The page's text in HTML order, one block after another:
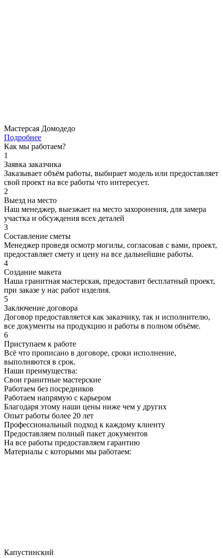
Мастерсая Домодедо
Подробнее
Как мы работаем?
1
Заявка заказчика
Заказывает объём работы, выбирает модель или предоставляет
свой проект на все работы что интересует.
2
Выезд на место
Наш менеджер, выезжает на место захоронения, для замера
участка и обсуждения всех деталей
3
Составление сметы
Менеджер проведя осмотр могилы, согласовав с вами, проект,
предоставляет смету и цену на все дальнейшие работы.
4
Создание макета
Наша гранитная мастерская, предоставит бесплатный проект,
при заказе у нас работ изделия.
5
Заключение договора
Договор предоставляется как заказчику, так и исполнителю,
все документы на продукцию и работы в полном объёме.
6
Приступаем к работе
Всё что прописано в договоре, сроки исполнение,
выполняются в срок.
Наши преимущества:
Свои гранитные мастерские
Работаем без посредников
Работаем напрямую с карьером
Благодаря этому наши цены ниже чем у других
Опыт работы более 20 лет
Профессиональный подход к каждому клиенту
Предоставляем полный пакет документов
На все работы предоставляем гарантию
Материалы с которыми мы работаем:
Капустинский